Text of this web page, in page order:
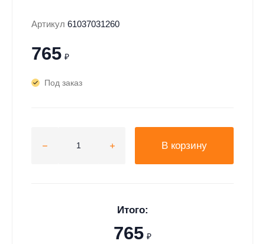
Артикул 61037031260
765 ₽
Под заказ
В корзину
Итого:
765 ₽